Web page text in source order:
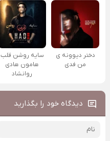
دختر دیوونه ی
من فدی
سایه روشن قلب
هامون هادی
روانشاد
دیدگاه خود را بگذارید